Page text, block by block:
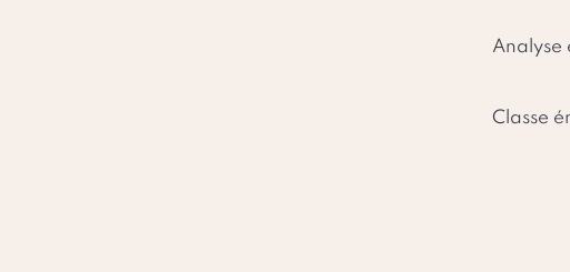
Analyse
Classe